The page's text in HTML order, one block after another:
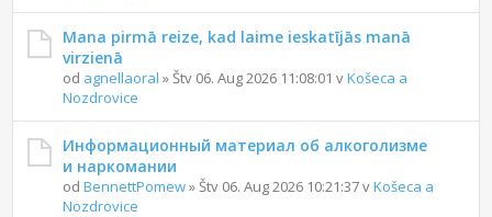
Mana pirmā reize, kad laime ieskatījās manā
virzienā
od agnellaoral » Štv 06. Aug 2026 11:08:01 vKošeca a
Nozdrovice
Информационный материал об алкоголизме
и наркомании
odBennettPomew» Štv 06. Aug 2026 10:21:37 vKošeca a
Nozdrovice